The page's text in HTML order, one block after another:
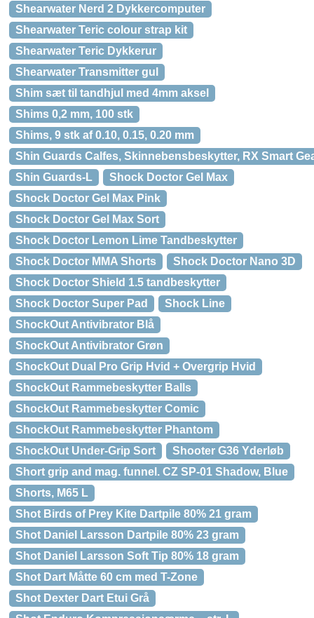
Shearwater Nerd 2 Dykkercomputer
Shearwater Teric colour strap kit
Shearwater Teric Dykkerur
Shearwater Transmitter gul
Shim sæt til tandhjul med 4mm aksel
Shims 0,2 mm, 100 stk
Shims, 9 stk af 0.10, 0.15, 0.20 mm
Shin Guards Calfes, Skinnebensbeskytter, RX Smart
Shin Guards-L
Shock Doctor Gel Max
Shock Doctor Gel Max Pink
Shock Doctor Gel Max Sort
Shock Doctor Lemon Lime Tandbeskytter
Shock Doctor MMA Shorts
Shock Doctor Nano 3D
Shock Doctor Shield 1.5 tandbeskytter
Shock Doctor Super Pad
Shock Line
ShockOut Antivibrator Blå
ShockOut Antivibrator Grøn
ShockOut Dual Pro Grip Hvid + Overgrip Hvid
ShockOut Rammebeskytter Balls
ShockOut Rammebeskytter Comic
ShockOut Rammebeskytter Phantom
ShockOut Under-Grip Sort
Shooter G36 Yderløb
Short grip and mag. funnel. CZ SP-01 Shadow, Blue
Shorts, M65 L
Shot Birds of Prey Kite Dartpile 80% 21 gram
Shot Daniel Larsson Dartpile 80% 23 gram
Shot Daniel Larsson Soft Tip 80% 18 gram
Shot Dart Måtte 60 cm med T-Zone
Shot Dexter Dart Etui Grå